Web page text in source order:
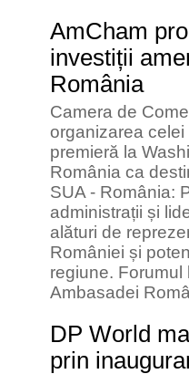
AmCham
investiții
România
Camera de
organizarea
premieră la
România ca
SUA - România:
administrații și
alături de
României și
regiune.
Ambasadei
DP World
prin